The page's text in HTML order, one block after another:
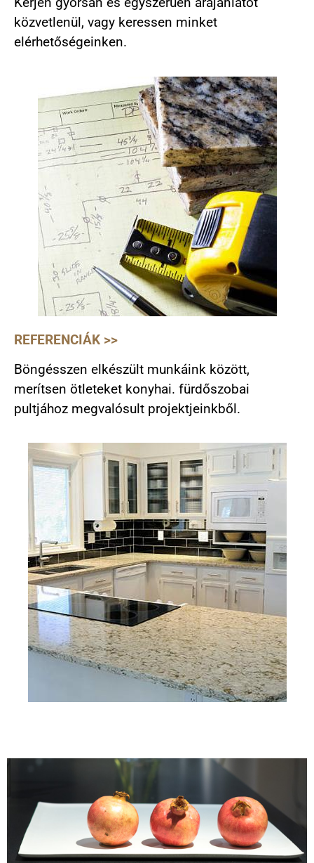
közvetlenül, vagy keressen minket
elérhetőségeinken.​
REFERENCIÁK >>
Böngésszen elkészült munkáink között,
merítsen ötleteket konyhai. fürdőszobai
pultjához megvalósult projektjeinkből.